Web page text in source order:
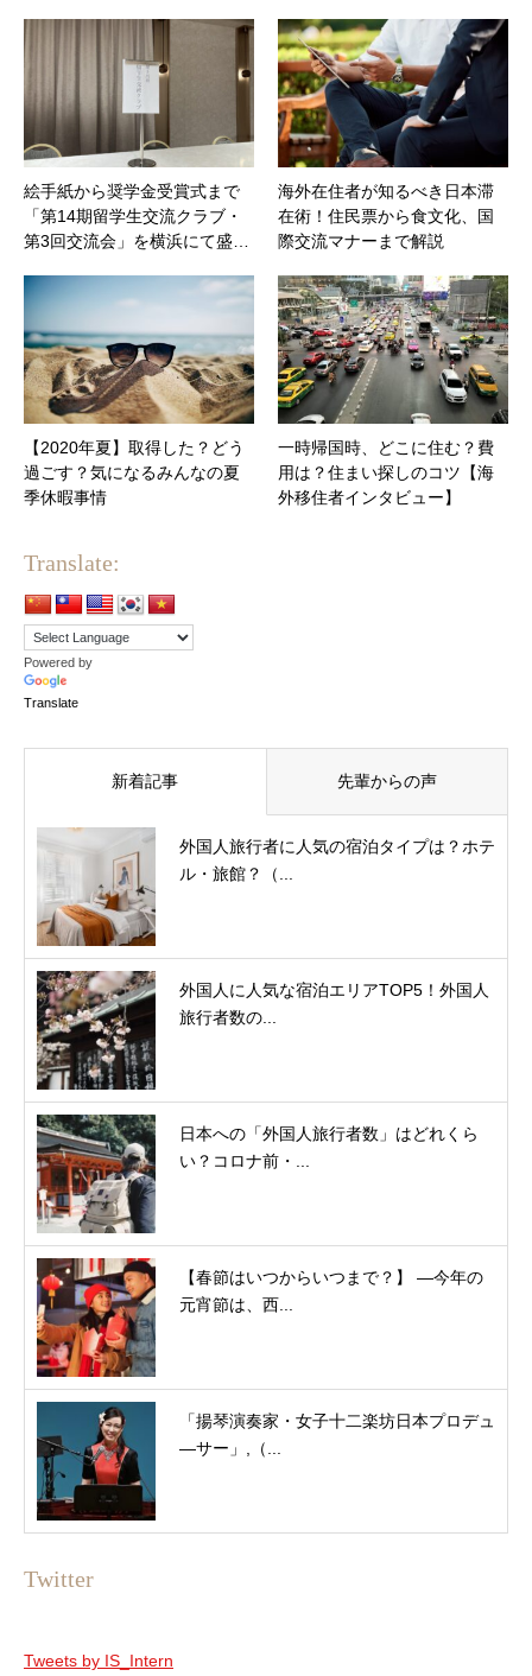
絵手紙から奨学金受賞式まで
「第14期留学生交流クラブ・
第3回交流会」を横浜にて盛…
海外在住者が知るべき日本滞
在術！住民票から食文化、国
際交流マナーまで解説
【2020年夏】取得した？どう
過ごす？気になるみんなの夏
季休暇事情
一時帰国時、どこに住む？費
用は？住まい探しのコツ【海
外移住者インタビュー】
Translate:
Powered by
Translate
新着記事 先輩からの声
外国人旅行者に人気の宿泊タイプは？ホテ
ル・旅館？（...
外国人に人気な宿泊エリアTOP5！外国人
旅行者数の...
日本への「外国人旅行者数」はどれくら
い？コロナ前・...
【春節はいつからいつまで？】 ―今年の
元宵節は、西...
「揚琴演奏家・女子十二楽坊日本プロデュ
―サー」,（...
Twitter
Tweets by IS_Intern